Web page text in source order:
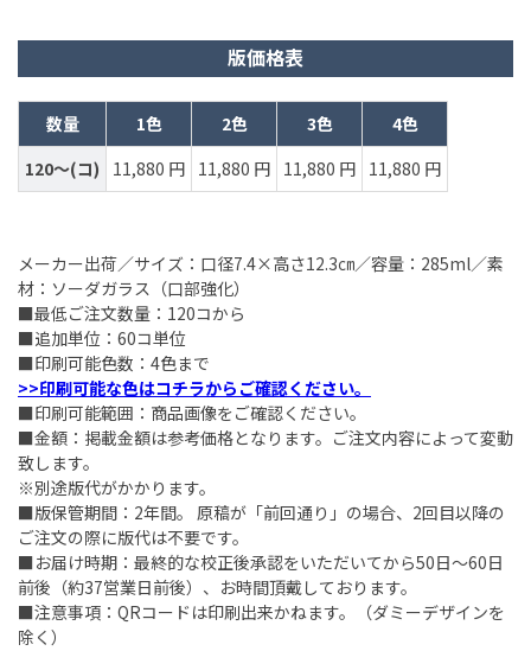
版価格表
数量 1色 2色 3色
4色
120～(コ)
11,880 円 11,880 円 11,880 円 11,880 円
メーカー出荷／サイズ：口径7.4×高さ12.3㎝／容量：285ml／素
材：ソーダガラス（口部強化）
■最低ご注文数量：120コから
■追加単位：60コ単位
■印刷可能色数：4色まで
>>印刷可能な色はコチラからご確認ください。
■印刷可能範囲：商品画像をご確認ください。
■金額：掲載金額は参考価格となります。ご注文内容によって変動
致します。
※別途版代がかかります。
■版保管期間：2年間。 原稿が「前回通り」の場合、2回目以降の
ご注文の際に版代は不要です。
■お届け時期：最終的な校正後承認をいただいてから50日～60日
前後（約37営業日前後）、お時間頂戴しております。
■注意事項：QRコードは印刷出来かねます。（ダミーデザインを
除く）